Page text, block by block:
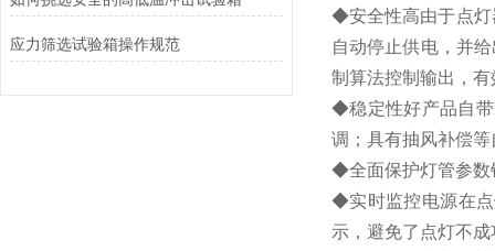
应力筛选试验箱操作规范
◆安全性高由于点灯
自动停止供电，并
制算法控制输出，
◆稳定性好产品自带
调；具有抽风补偿
◆全面保护灯管参数
◆实时监控电源在点
示，避免了点灯不